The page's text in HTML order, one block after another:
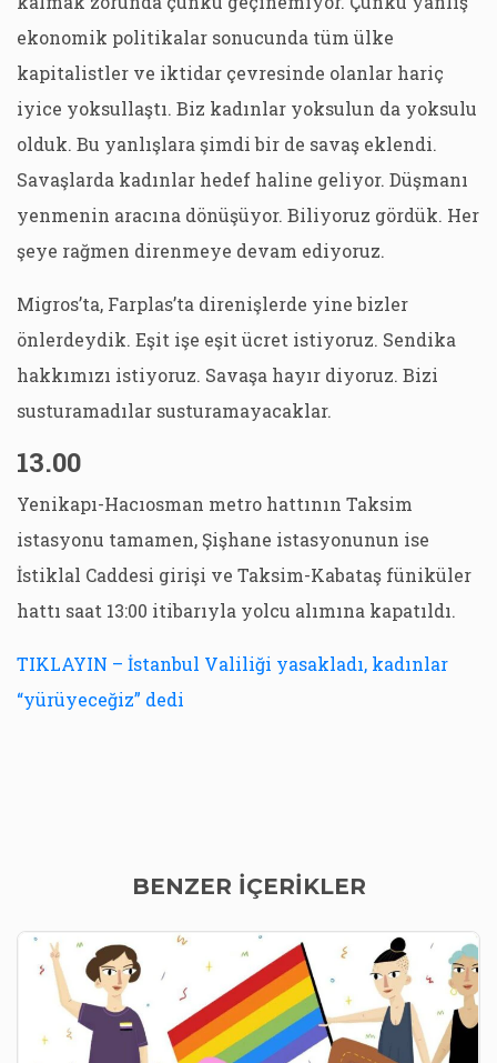
ekonomik politikalar sonucunda tüm ülke
kapitalistler ve iktidar çevresinde olanlar hariç
iyice yoksullaştı. Biz kadınlar yoksulun da yoksulu
olduk. Bu yanlışlara şimdi bir de savaş eklendi.
Savaşlarda kadınlar hedef haline geliyor. Düşmanı
yenmenin aracına dönüşüyor. Biliyoruz gördük. Her
şeye rağmen direnmeye devam ediyoruz.
Migros’ta, Farplas’ta direnişlerde yine bizler
önlerdeydik. Eşit işe eşit ücret istiyoruz. Sendika
hakkımızı istiyoruz. Savaşa hayır diyoruz. Bizi
susturamadılar susturamayacaklar.
13.00
Yenikapı-Hacıosman metro hattının Taksim
istasyonu tamamen, Şişhane istasyonunun ise
İstiklal Caddesi girişi ve Taksim-Kabataş füniküler
hattı saat 13:00 itibarıyla yolcu alımına kapatıldı.
TIKLAYIN – İstanbul Valiliği yasakladı, kadınlar
“yürüyeceğiz” dedi
BENZER İÇERİKLER